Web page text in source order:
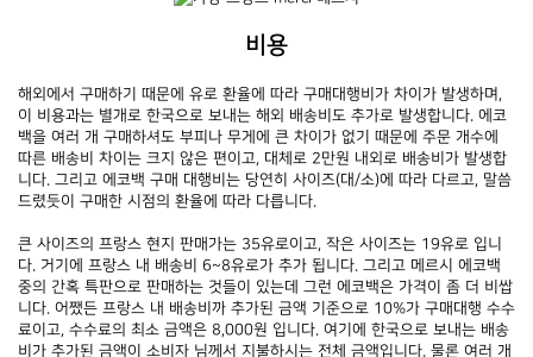
비용
해외에서 구매하기 때문에 유로 환율에 따라 구매대행비가 차이가 발생하며,
이 비용과는 별개로 한국으로 보내는 해외 배송비도 추가로 발생합니다. 에코
백을 여러 개 구매하셔도 부피나 무게에 큰 차이가 없기 때문에 주문 개수에
따른 배송비 차이는 크지 않은 편이고, 대체로 2만원 내외로 배송비가 발생합
니다. 그리고 에코백 구매 대행비는 당연히 사이즈(대/소)에 따라 다르고, 말씀
드렸듯이 구매한 시점의 환율에 따라 다릅니다.
큰 사이즈의 프랑스 현지 판매가는 35유로이고, 작은 사이즈는 19유로 입니
다. 거기에 프랑스 내 배송비 6~8유로가 추가 됩니다. 그리고 메르시 에코백
중의 간혹 특판으로 판매하는 것들이 있는데 그런 에코백은 가격이 좀 더 비쌉
니다. 어쨌든 프랑스 내 배송비까 추가된 금액 기준으로 10%가 구매대행 수수
료이고, 수수료의 최소 금액은 8,000원 입니다. 여기에 한국으로 보내는 배송
비가 추가된 금액이 소비자 님께서 지불하시는 전체 금액입니다. 물론 여러 개